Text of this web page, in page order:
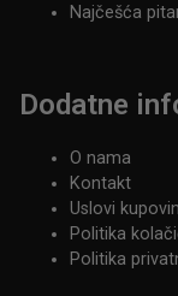
Najčešća
Dodatne
O nama
Kontakt
Uslovi
Politika
Politika